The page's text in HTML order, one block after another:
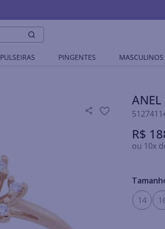
PULSEIRAS PINGENTES MASCULINOS
R$
ou 10x
14